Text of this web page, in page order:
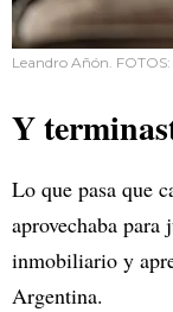
Leandro Añón.
Y
Lo que pasa que
aprovechaba
inmobiliario y
Argentina.